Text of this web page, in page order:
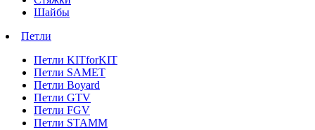
Шайбы
Петли
Петли KITforKIT
Петли SAMET
Петли Boyard
Петли GTV
Петли FGV
Петли STAMM